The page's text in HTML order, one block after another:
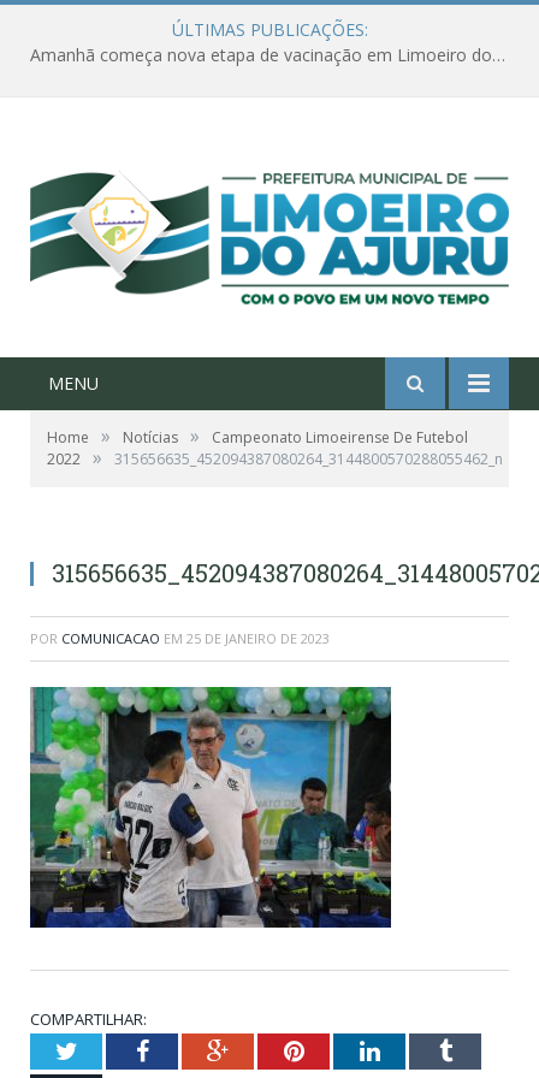
ÚLTIMAS PUBLICAÇÕES:
Amanhã começa nova etapa de vacinação em Limoeiro do Ajuru para idosos com 65 ou mais
MENU
Home » Notícias »
Campeonato Limoeirense De Futebol
2022 » 315656635_452094387080264_3144800570288055462_n
POR COMUNICACAO EM 25 DE JANEIRO DE 2023
COMPARTILHAR:
TwitterFacebookGoogle+PinterestLinkedInTumblr